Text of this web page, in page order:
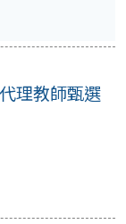
理教師甄選